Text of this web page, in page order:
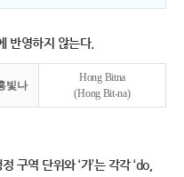
반영하지 않는다.
빛나
Hong Bitna
(Hong Bit-na)
구역 단위와 ‘가’는 각각 ‘do,